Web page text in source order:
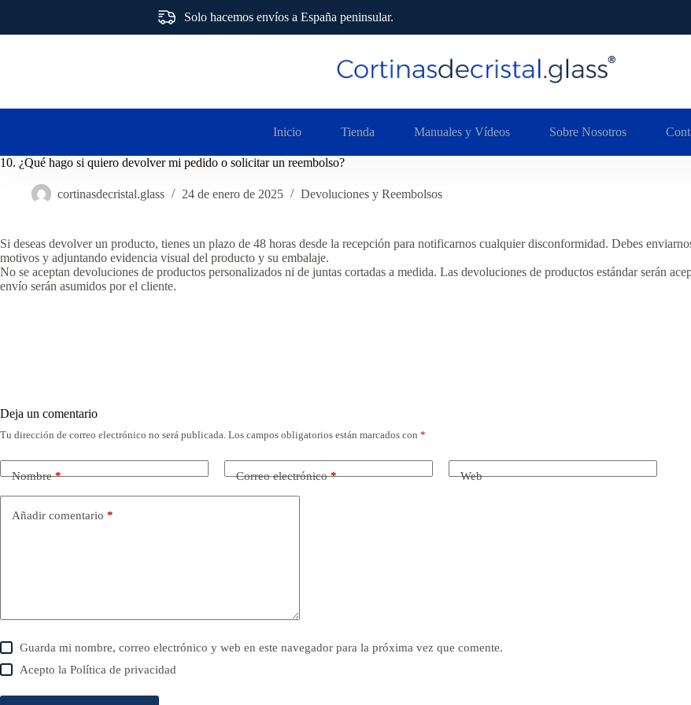
Solo hacemos envíos a España peninsular.
Inicio
Tienda Manuales y Vídeos Sobre Nosotros
10. ¿Qué hago si quiero devolver mi pedido o solicitar un reembolso?
cortinasdecristal.glass 24 de enero de 2025 Devoluciones y Reembolsos
Si deseas devolver un producto, tienes un plazo de 48 horas desde la recepción para notificarnos cualquier disconformidad. Debes
motivos y adjuntando evidencia visual del producto y su embalaje.
No se aceptan devoluciones de productos personalizados ni de juntas cortadas a medida. Las devoluciones de productos estándar serán
envío serán asumidos por el cliente.
Deja un comentario
Tu dirección de correo electrónico no será publicada. Los campos obligatorios están marcados con *
Nombre* Correo electrónico* Web
Añadir comentario *
Guarda mi nombre, correo electrónico y web en este navegador para la próxima vez que comente.
Acepto laPolítica de privacidad